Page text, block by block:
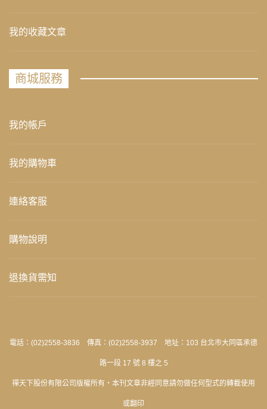
我的收藏文章
商城服務
我的帳戶
我的購物車
連絡客服
購物說明
退換貨需知
電話：(02)2558-3836 傳真：(02)2558-3937 地址：103 台北市大同區承德
路一段 17 號 8 樓之 5
禪天下股份有限公司版權所有‧本刊文章非經同意請勿做任何型式的轉載使用
或翻印